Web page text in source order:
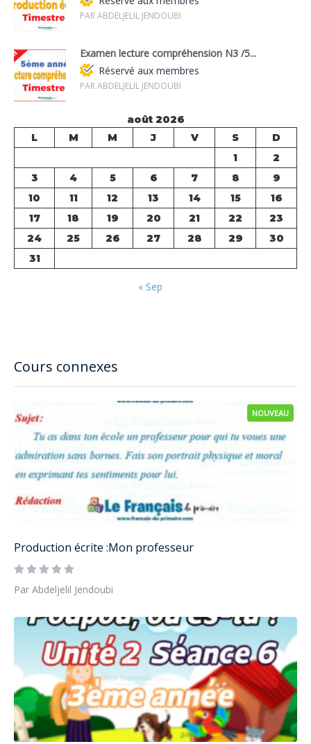
Cours connexes
NOUVEAU
Production écrite :Mon professeur
Par Abdeljelil Jendoubi
PAR ABDELJELIL JENDOUBI
Examen lecture compréhension N3 /5...
Réservé aux membres
PAR ABDELJELIL JENDOUBI
août 2026
L
M M J V S
D
1
2
3
4 5 6 7 8
9
10
11 12 13 14 15
16
17
18 19 20 21 22
23
24
25 26 27 28 29
30
31
« Sep